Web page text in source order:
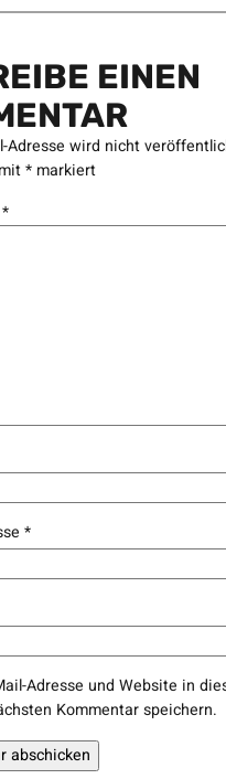
EINEN
Adresse wird nicht
*markiert
*
*
Adresse und Website in
Kommentar speichern.